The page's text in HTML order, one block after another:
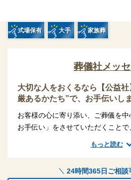
式場保有 大手 家族葬
葬儀社メッ
大切な人をおくるなら【公益
厳あるかたち”で、お手伝いしま
もっと読む
お客様の心に寄り添い、ご葬儀を
お手伝い」をさせていただくこと
あり、古くから大切にされてきた
て、お客様、地域社会に＜安心＞
24時間365日ご相談